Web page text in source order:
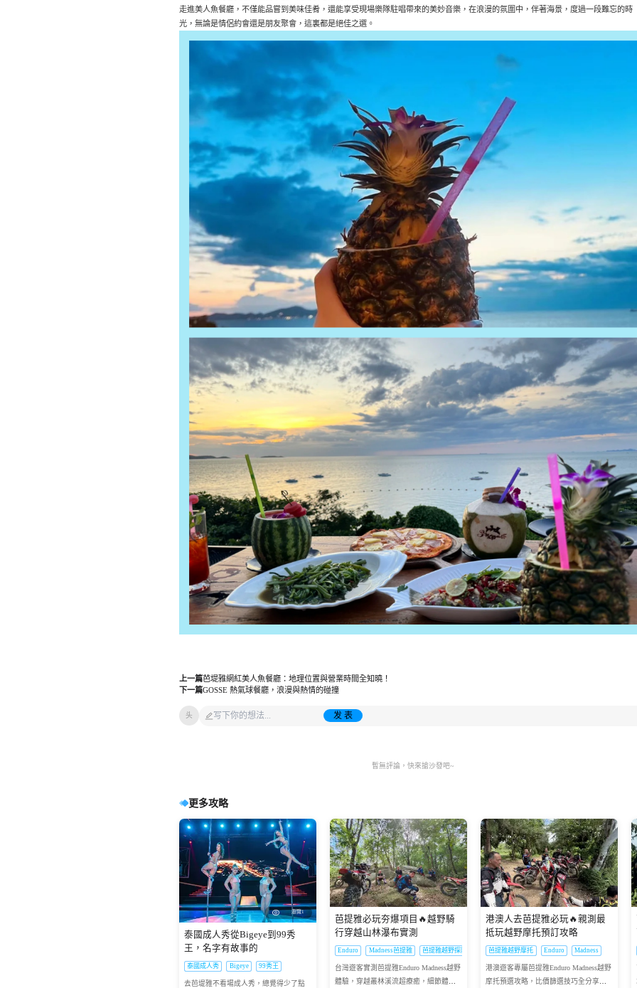
走進美人魚餐廳，不僅能品嘗到美味佳肴，還能享受現場樂隊駐唱帶來的美妙音樂，在浪漫的氛圍中，伴著海景，度過一段難忘的時
光，無論是情侶約會還是朋友聚會，這裏都是絕佳之選。
上一篇芭堤雅網紅美人魚餐廳：地理位置與營業時間全知曉！
下一篇GOSSE 熱氣球餐廳，浪漫與熱情的碰撞
头 发 表
暫無評論，快來搶沙發吧~
更多攻略
瀏覽1
泰國成人秀從Bigeye到99秀
王，名字有故事的
泰國成人秀 Bigeye 99秀王
去芭堤雅不看場成人秀，總覺得少了點
芭提雅必玩夯爆項目🔥越野騎
行穿越山林瀑布實測
Enduro Madness芭提雅 芭提雅越野探險
台灣遊客實測芭提雅Enduro Madness越野
體驗，穿越叢林溪流超療癒，細節體驗
港澳人去芭提雅必玩🔥親測最
抵玩越野摩托預訂攻略
芭提雅越野摩托 Enduro Madness
港澳遊客專屬芭提雅Enduro Madness越野
摩托預選攻略，比價篩選技巧全分享，
【2026 澳門新葡京日夜自助
餐】不用 $200 港幣食到五星級
Buffet！最新午餐/晚餐價錢、
必食海鮮與厚切刺身攻略
2026 澳門平價 Buffet 激推！位於澳門半
島市中心的新葡京酒店「日夜自助餐」
全新登場，經 HopeTrip 預訂午餐最低
HKD 141 起，成人更不用 $200！內文實
測必食冰鎮海鮮、即切...
睇水舞間千幾蚊值唔值？A區B
區邊個好？即睇網民「濕身」
與視角避坑指南！
澳門水舞間座位表
水舞間以全新升級的舞台效果與驚險刺
激的高空特技震撼回歸，是去澳門自由
行、親子遊或情侶約會不容錯過的重頭
戲。去澳門睇《水舞間》，買最貴嘅位
一定最好？定係揀平位性價...
🇭🇰再唔搶就真係無啦！
2026.8.7一生必看神明花火&山
梨巨峰暢吃盛宴一日遊（9人成
團）🎆🍇
各位準備 8 月衝日本嘅香港朋友，聽我
講句真話：2026 年 8 月 7 日（星期五）
呢一日嘅行程，如果你仲未訂，就真係
要快手喇！
澳門地鐵圖輕軌高清版大圖
（2026年最新）
澳門地鐵圖輕軌高清版大圖（2026年最
新），澳門輕軌系統是一種低碳綠色集
體交通運輸工具，從環境和經濟上為地
區提供可持續發展的動力，激活區域發
展的潛能，同時促進了城市...
2027釜山&慶州櫻花節保姆級
攻略｜行程避坑+遊玩建議總整
理
釜山慶州櫻花節 2027春季賞櫻 慶州世界遺產
2027釜山慶州櫻花節遊玩避坑指南，彙
總行程注意事項、景點選擇建議，幫你
規劃完美春日賞櫻之旅
2
清邁必玩🔥X-Centre卡丁車實
測 超抵預訂避坑指南
清邁自由行 泰國清邁遊玩 清邁親子活動
港澳遊客親測清邁X-Centre越野卡丁車套
票選購攻略，附預訂避坑技巧，超抵玩
適合全家出遊
清遠長隆超讚👍動物大越野三
大生態區遊玩細節全公開
清遠長隆 動物大越野 廣東自由行
台灣遊客實拍分享清遠長隆動物大越野
遊玩細節，三大生態區亮點、拍照技巧
一次看懂。
濟州島超夯隱藏景點💯藝術馬
戲團預定全攻略
濟州馬戲世界 韓國馬戲表演 濟州室內景點
濟州島必訪藝術馬戲團預定攻略，包含
場次時間、交通方式、適合人羣等實用
信息，全年都能玩不受天氣影響
1
2026.11.24-25清邁CAD天燈節
門票｜含萬人放飛+蘭納晚餐
+全車接送
HKD1171起 可預訂2026-11-24
廣州融創大馬戲門票
HKD63起 18:00前可訂今天